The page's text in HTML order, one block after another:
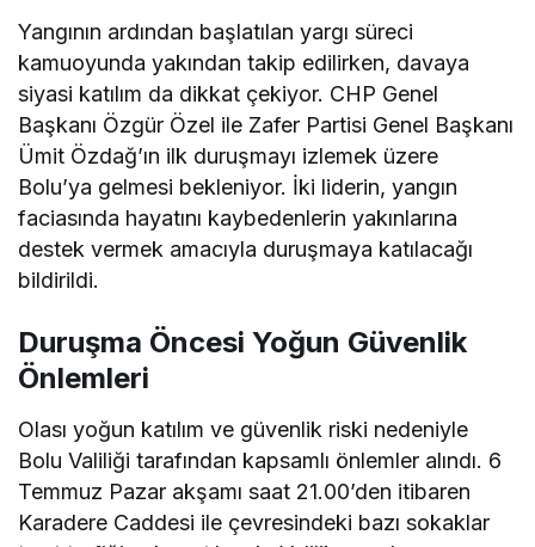
Yangının ardından başlatılan yargı süreci
kamuoyunda yakından takip edilirken, davaya
siyasi katılım da dikkat çekiyor. CHP Genel
Başkanı Özgür Özel ile Zafer Partisi Genel Başkanı
Ümit Özdağ’ın ilk duruşmayı izlemek üzere
Bolu’ya gelmesi bekleniyor. İki liderin, yangın
faciasında hayatını kaybedenlerin yakınlarına
destek vermek amacıyla duruşmaya katılacağı
bildirildi.
Duruşma Öncesi Yoğun Güvenlik
Önlemleri
Olası yoğun katılım ve güvenlik riski nedeniyle
Bolu Valiliği tarafından kapsamlı önlemler alındı. 6
Temmuz Pazar akşamı saat 21.00’den itibaren
Karadere Caddesi ile çevresindeki bazı sokaklar